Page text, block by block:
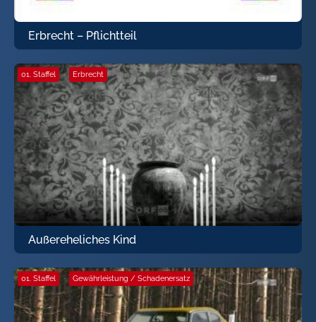
Erbrecht – Pflichtteil
01. Staffel · Erbrecht
Außereheliches Kind
01. Staffel · Gewährleistung / Schadenersatz